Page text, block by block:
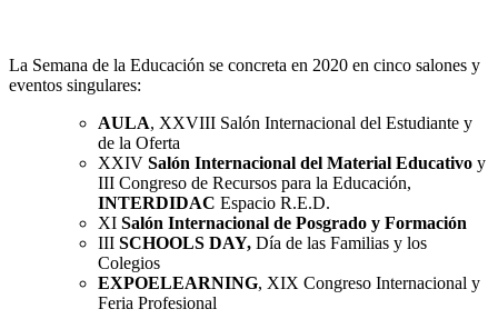
La Semana de la Educación se concreta en 2020 en cinco salones y
eventos singulares:
AULA, XXVIII Salón Internacional del Estudiante y
de la Oferta
XXIV Salón Internacional del Material Educativo y
III Congreso de Recursos para la Educación,
INTERDIDAC Espacio R.E.D.
XI Salón Internacional de Posgrado y Formación
III SCHOOLS DAY, Día de las Familias y los
Colegios
EXPOELEARNING, XIX Congreso Internacional y
Feria Profesional